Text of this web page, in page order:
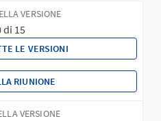
VERSIONE
di 15
LE VERSIONI
RIUNIONE
VERSIONE